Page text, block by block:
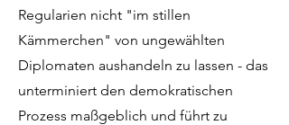
Regularien nicht "im stillen
Kämmerchen" von ungewählten
Diplomaten aushandeln zu lassen - das
unterminiert den demokratischen
Prozess maßgeblich und führt zu